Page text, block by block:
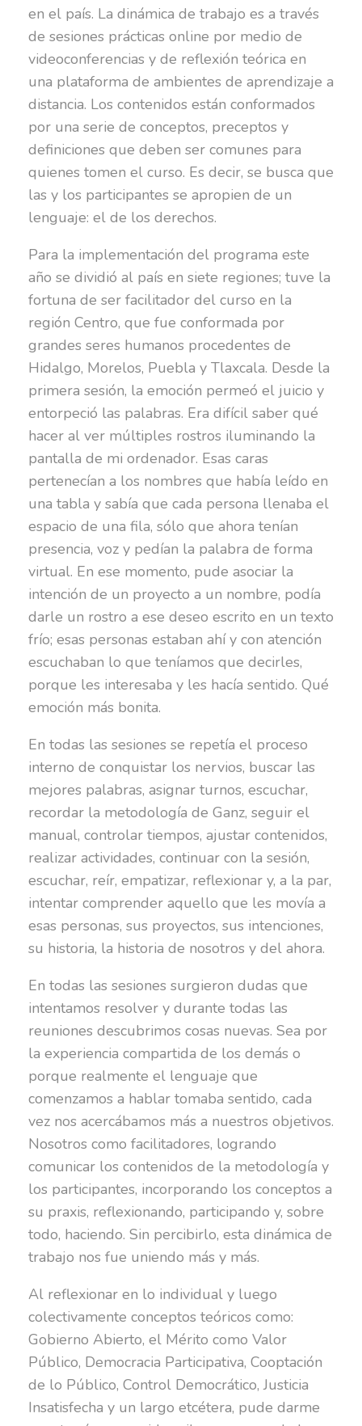
en el país. La dinámica de trabajo es a través
de sesiones prácticas online por medio de
videoconferencias y de reflexión teórica en
una plataforma de ambientes de aprendizaje a
distancia. Los contenidos están conformados
por una serie de conceptos, preceptos y
definiciones que deben ser comunes para
quienes tomen el curso. Es decir, se busca que
las y los participantes se apropien de un
lenguaje: el de los derechos.
Para la implementación del programa este
año se dividió al país en siete regiones; tuve la
fortuna de ser facilitador del curso en la
región Centro, que fue conformada por
grandes seres humanos procedentes de
Hidalgo, Morelos, Puebla y Tlaxcala. Desde la
primera sesión, la emoción permeó el juicio y
entorpeció las palabras. Era difícil saber qué
hacer al ver múltiples rostros iluminando la
pantalla de mi ordenador. Esas caras
pertenecían a los nombres que había leído en
una tabla y sabía que cada persona llenaba el
espacio de una fila, sólo que ahora tenían
presencia, voz y pedían la palabra de forma
virtual. En ese momento, pude asociar la
intención de un proyecto a un nombre, podía
darle un rostro a ese deseo escrito en un texto
frío; esas personas estaban ahí y con atención
escuchaban lo que teníamos que decirles,
porque les interesaba y les hacía sentido. Qué
emoción más bonita.
En todas las sesiones se repetía el proceso
interno de conquistar los nervios, buscar las
mejores palabras, asignar turnos, escuchar,
recordar la metodología de Ganz, seguir el
manual, controlar tiempos, ajustar contenidos,
realizar actividades, continuar con la sesión,
escuchar, reír, empatizar, reflexionar y, a la par,
intentar comprender aquello que les movía a
esas personas, sus proyectos, sus intenciones,
su historia, la historia de nosotros y del ahora.
En todas las sesiones surgieron dudas que
intentamos resolver y durante todas las
reuniones descubrimos cosas nuevas. Sea por
la experiencia compartida de los demás o
porque realmente el lenguaje que
comenzamos a hablar tomaba sentido, cada
vez nos acercábamos más a nuestros objetivos.
Nosotros como facilitadores, logrando
comunicar los contenidos de la metodología y
los participantes, incorporando los conceptos a
su praxis, reflexionando, participando y, sobre
todo, haciendo. Sin percibirlo, esta dinámica de
trabajo nos fue uniendo más y más.
Al reflexionar en lo individual y luego
colectivamente conceptos teóricos como:
Gobierno Abierto, el Mérito como Valor
Público, Democracia Participativa, Cooptación
de lo Público, Control Democrático, Justicia
Insatisfecha y un largo etcétera, pude darme